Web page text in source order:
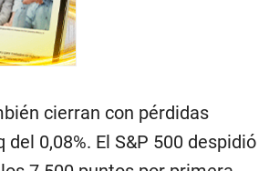
cierran con pérdidas
0,08%. El S&P 500 despidió